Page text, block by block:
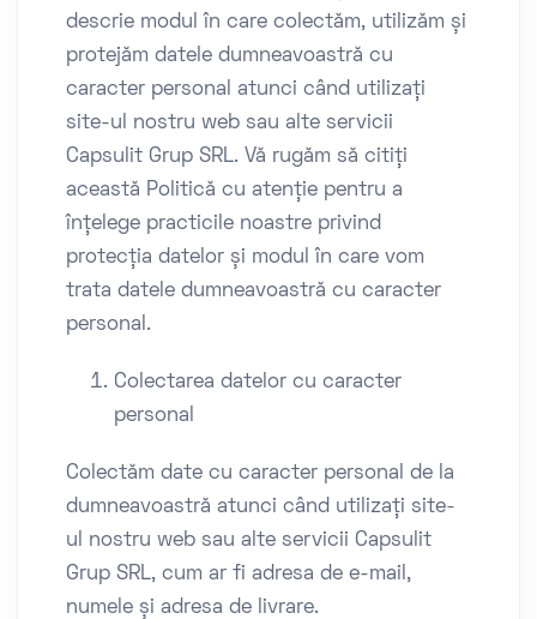
descrie modul în care colectăm, utilizăm și
protejăm datele dumneavoastră cu
caracter personal atunci când utilizați
site-ul nostru web sau alte servicii
Capsulit Grup SRL. Vă rugăm să citiți
această Politică cu atenție pentru a
înțelege practicile noastre privind
protecția datelor și modul în care vom
trata datele dumneavoastră cu caracter
personal.
Colectarea datelor cu caracter
personal
Colectăm date cu caracter personal de la
dumneavoastră atunci când utilizați site-
ul nostru web sau alte servicii Capsulit
Grup SRL, cum ar fi adresa de e-mail,
numele și adresa de livrare.